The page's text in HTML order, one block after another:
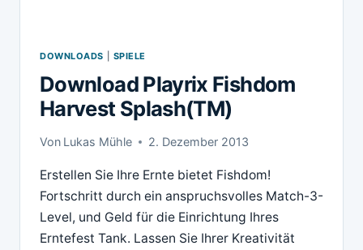
DOWNLOADS SPIELE
Download Playrix Fishdom
Harvest Splash(TM)
Von Lukas Mühle 2. Dezember 2013
Erstellen Sie Ihre Ernte bietet Fishdom!
Fortschritt durch ein anspruchsvolles Match-3-
Level, und Geld für die Einrichtung Ihres
Erntefest Tank. Lassen Sie Ihrer Kreativität